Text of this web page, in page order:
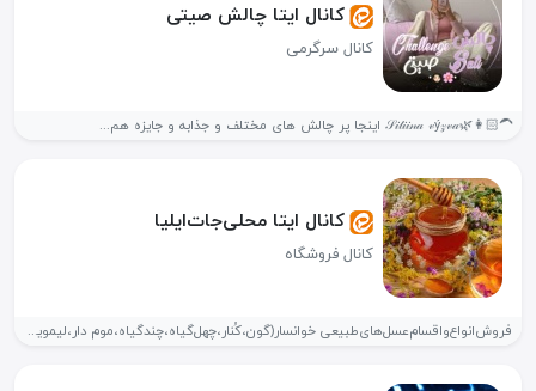
کانال ایتا چالش صیتی
کانال سرگرمی
👩🏻‍🦱🌿𝒮𝒾𝓉𝒾𝒾𝓃𝒶 𝓋ý𝓏𝓋𝒶 اینجا پر چالش های مختلف و جذابه و جایزه هم...
کانال ایتا محلی‌جات‌ایلیا
کانال فروشگاه
فروش‌انواع‌واقسام‌عسل‌های‌طبیعی خوانسار(گون،کُنار،چهل‌گیاه،چندگیاه،موم دار،لیمویی،زعفرانی) #ژل‌رویال ولبنیات‌محلی‌‌همراه‌انواع‌خشکبار و آلوچه و لواشک‌های‌ترش‌وشیرین‌کاملا‌طبیعی 1_قیمت محصولات منصفانه...